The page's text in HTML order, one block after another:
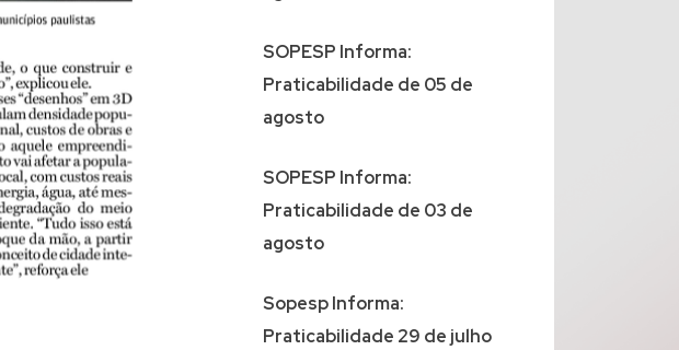
SOPESP Informa:
Praticabilidade de 05 de
agosto
SOPESP Informa:
Praticabilidade de 03 de
agosto
Sopesp Informa:
Praticabilidade 29 de julho